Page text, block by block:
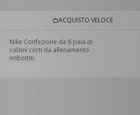
ACQUISTO VELOCE
Nike Confezione da 6 paia di
calzini corti da allenamento
imbottiti